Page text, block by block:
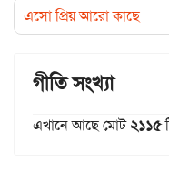
এসো প্রিয় আরো কাছে
গীতি সংখ্যা
এখানে আছে মোট২১১৫